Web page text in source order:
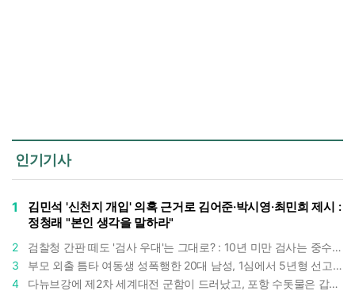
인기기사
1
김민석 '신천지 개입' 의혹 근거로 김어준·박시영·최민희 제시 :
정청래 "본인 생각을 말하라"
2
검찰청 간판 떼도 '검사 우대'는 그대로? : 10년 미만 검사는 중수청 4급 수사관으로 직행한다
3
부모 외출 틈타 여동생 성폭행한 20대 남성, 1심에서 5년형 선고 : 친족 간 '암수범죄'의 심각성
4
다뉴브강에 제2차 세계대전 군함이 드러났고, 포항 수돗물은 갑자기 짜졌다 : 폭염·가뭄이 만든 낯선 풍경